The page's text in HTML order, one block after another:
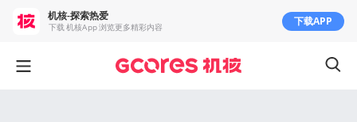
机核-探索热爱
下载 机核App 浏览更多精彩内容 下载APP